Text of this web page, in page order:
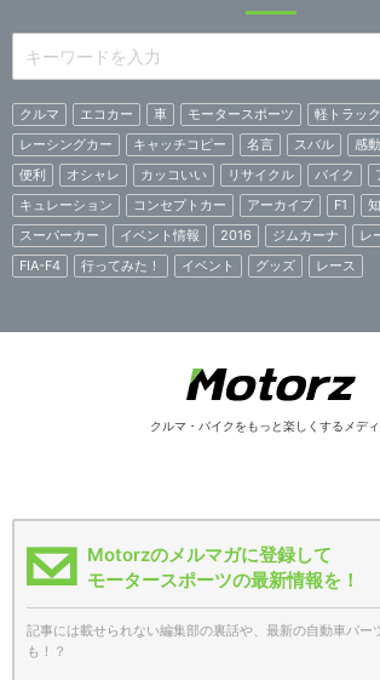
クルマ エコカー 車 モータースポーツ 軽トラック
レーシングカー
キャッチコピー 名言 スバル 感動
便利
オシャレ カッコいい リサイクル バイク
キュレーション
コンセプトカー アーカイブ F1
スーパーカー
イベント情報 2016 ジムカーナ
レ
FIA-F4
行ってみた！ イベント グッズ レース
クルマ・バイクをもっと楽しくするメデ
Motorzのメルマガに登録して
モータースポーツの最新情報を！
記事には載せられない編集部の裏話や、最新の自動車パー
も！？